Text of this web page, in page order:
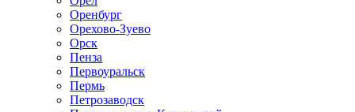
Оренбург
Орехово-Зуево
Орск
Пенза
Первоуральск
Пермь
Петрозаводск